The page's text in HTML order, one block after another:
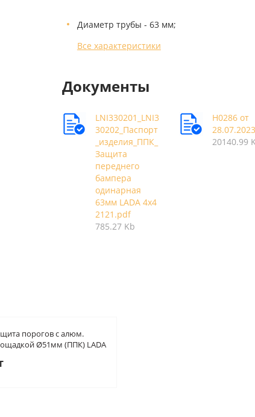
Диаметр трубы - 63 мм;
Все характеристики
Документы
LNI330201_LNI3
30202_Паспорт
_изделия_ППК_
Защита
переднего
бампера
одинарная
63мм LADA 4x4
2121.pdf
785.27 Kb
Н0286 от
20140.99
порогов с алюм.
Ø51мм (ППК) LADA